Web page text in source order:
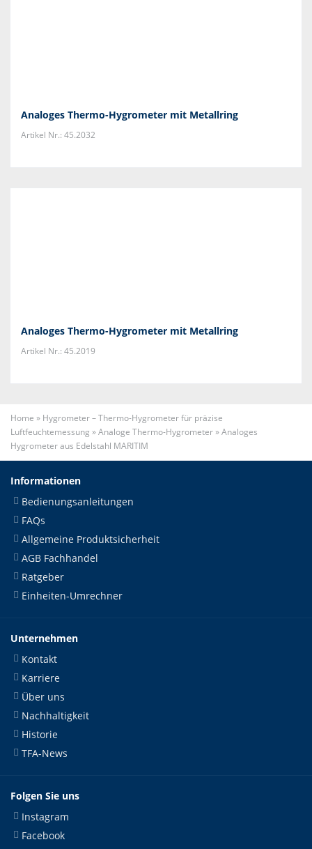
Analoges Thermo-Hygrometer mit Metallring
Artikel Nr.: 45.2032
Analoges Thermo-Hygrometer mit Metallring
Artikel Nr.: 45.2019
Home » Hygrometer – Thermo-Hygrometer für präzise
Luftfeuchtemessung »Analoge Thermo-Hygrometer»Analoges
Hygrometer aus Edelstahl MARITIM
Informationen
Bedienungsanleitungen
FAQs
Allgemeine Produktsicherheit
AGB Fachhandel
Ratgeber
Einheiten-Umrechner
Unternehmen
Kontakt
Karriere
Über uns
Nachhaltigkeit
Historie
TFA-News
Folgen Sie uns
Instagram
Facebook